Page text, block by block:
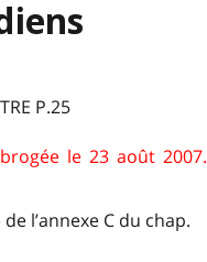
P.25
le 23 août 2007.
l’annexe C du chap.